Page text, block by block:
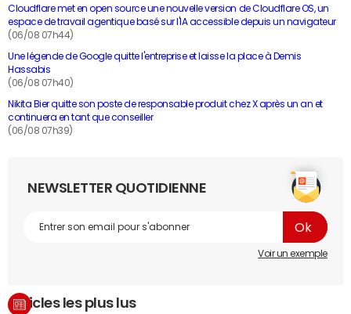
Cloudflare met en open source une nouvelle version de Cloudflare OS, un
espace de travail agentique basé sur l'IA accessible depuis un navigateur
(06/08 07h44)
Une légende de Google quitte l'entreprise et laisse la place à Demis
Hassabis
(06/08 07h40)
Nikita Bier quitte son poste de responsable produit chez X après un an et
continuera en tant que conseiller
(06/08 07h39)
NEWSLETTER QUOTIDIENNE
Voir un exemple
Articles les plus lus